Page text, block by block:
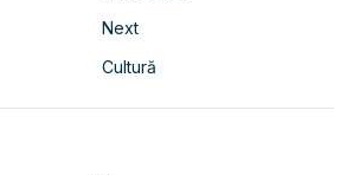
Next
Cultură